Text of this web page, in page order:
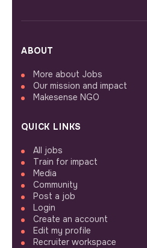
ABOUT
More about Jobs
Our mission and impact
Makesense NGO
QUICK LINKS
All jobs
Train for impact
Media
Community
Post a job
Login
Create an account
Edit my profile
Recruiter workspace